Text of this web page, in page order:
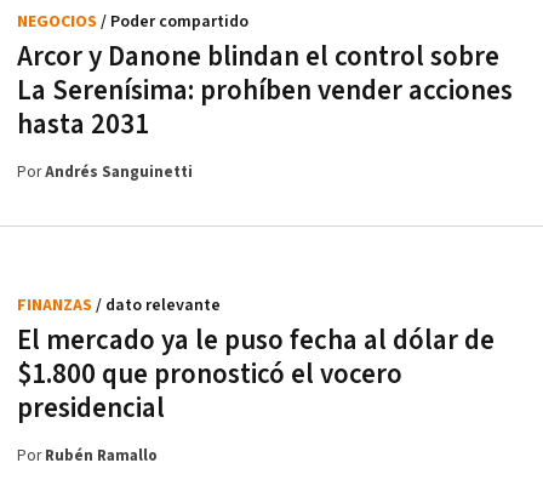
Arcor y Danone blindan el control sobre
La Serenísima: prohíben vender acciones
hasta 2031
NEGOCIOS / Poder compartido
PorAndrés Sanguinetti
El mercado ya le puso fecha al dólar de
$1.800 que pronosticó el vocero
presidencial
FINANZAS / dato relevante
PorRubén Ramallo